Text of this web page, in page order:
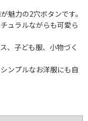
魅力の2穴ボタンです。
ュラルながらも可愛ら
、子ども服、小物づく
ンプルなお洋服にも自